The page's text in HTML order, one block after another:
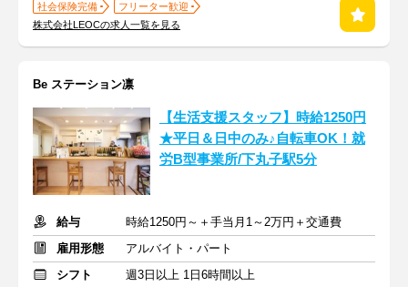
社会保険完備
フリーター歓迎
株式会社LEOCの求人一覧を見る
Be ステーション凛
【生活支援スタッフ】時給1250円
★平日＆日中のみ♪自転車OK！就
労B型事業所/下丸子駅5分
給与
時給1250円～＋手当月1～2万円＋交通費
雇用形態
アルバイト・パート
シフト
週3日以上 1日6時間以上